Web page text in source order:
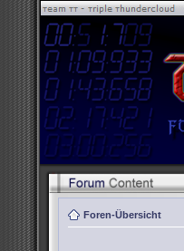
Foren-Übersicht